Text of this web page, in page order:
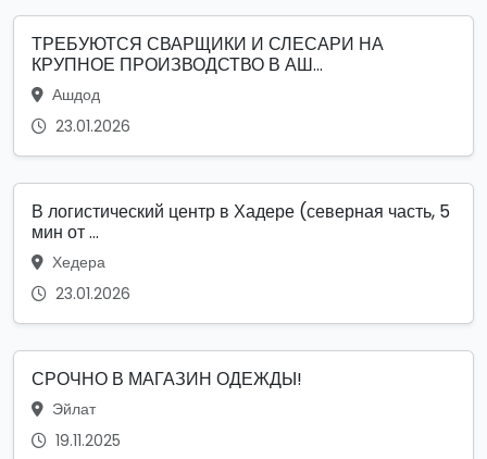
ТРЕБУЮТСЯ СВАРЩИКИ И СЛЕСАРИ НА
КРУПНОЕ ПРОИЗВОДСТВО В АШ...
Ашдод
23.01.2026
В логистический центр в Хадере (северная часть, 5
мин от ...
Хедера
23.01.2026
СРОЧНО В МАГАЗИН ОДЕЖДЫ!
Эйлат
19.11.2025